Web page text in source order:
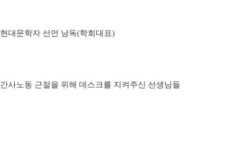
현대문학자 선언 낭독(학회대표)
간사노동 근절을 위해 데스크를 지켜주신 선생님들